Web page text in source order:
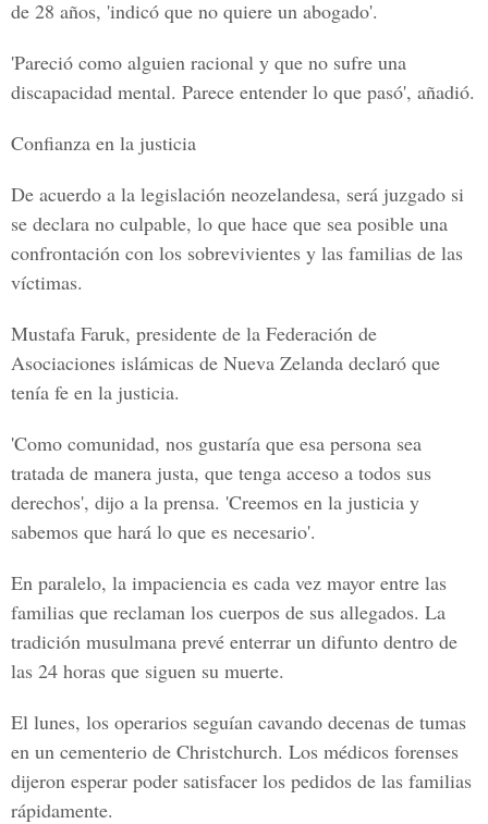
de 28 años, 'indicó que no quiere un abogado'.
'Pareció como alguien racional y que no sufre una
discapacidad mental. Parece entender lo que pasó', añadió.
Confianza en la justicia
De acuerdo a la legislación neozelandesa, será juzgado si
se declara no culpable, lo que hace que sea posible una
confrontación con los sobrevivientes y las familias de las
víctimas.
Mustafa Faruk, presidente de la Federación de
Asociaciones islámicas de Nueva Zelanda declaró que
tenía fe en la justicia.
'Como comunidad, nos gustaría que esa persona sea
tratada de manera justa, que tenga acceso a todos sus
derechos', dijo a la prensa. 'Creemos en la justicia y
sabemos que hará lo que es necesario'.
En paralelo, la impaciencia es cada vez mayor entre las
familias que reclaman los cuerpos de sus allegados. La
tradición musulmana prevé enterrar un difunto dentro de
las 24 horas que siguen su muerte.
El lunes, los operarios seguían cavando decenas de tumas
en un cementerio de Christchurch. Los médicos forenses
dijeron esperar poder satisfacer los pedidos de las familias
rápidamente.